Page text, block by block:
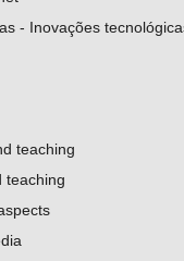
- Inovações
teaching
teaching